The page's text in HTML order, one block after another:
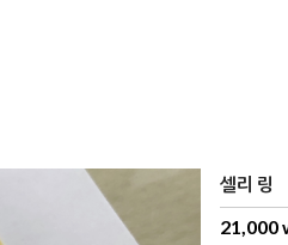
셀리 링
21,000